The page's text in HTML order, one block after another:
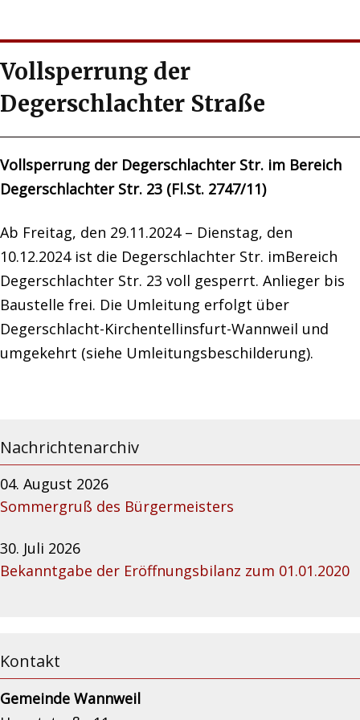
Vollsperrung der
Degerschlachter Straße
Vollsperrung der Degerschlachter Str. im Bereich
Degerschlachter Str. 23 (Fl.St. 2747/11)
Ab Freitag, den 29.11.2024 – Dienstag, den
10.12.2024 ist die Degerschlachter Str. imBereich
Degerschlachter Str. 23 voll gesperrt. Anlieger bis
Baustelle frei. Die Umleitung erfolgt über
Degerschlacht-Kirchentellinsfurt-Wannweil und
umgekehrt (siehe Umleitungsbeschilderung).
Nachrichtenarchiv
04. August 2026
Sommergruß des Bürgermeisters
30. Juli 2026
Bekanntgabe der Eröffnungsbilanz zum 01.01.2020
Kontakt
Gemeinde Wannweil